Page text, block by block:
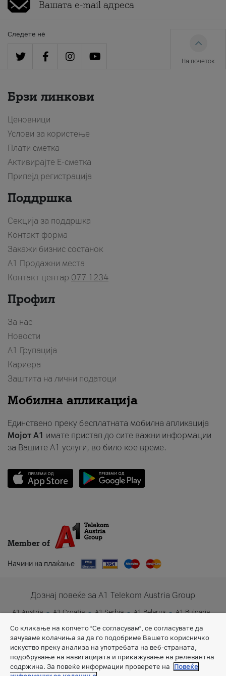
Следете нè
На почеток
Брзи линкови
Ценовници
Услови за користење
Плати сметка
Активирајте Е-сметка
Припејд регистрација
Поддршка
Секција за поддршка
Контакт форма
Закажи бизнис состанок
A1 Продажни места
Контакт центар 077 1234
Профил
За нас
Новости
А1 Групација
Кариера
Заштита на лични податоци
Мобилна апликација
Единствено преку бесплатната мобилна апликација
Мојот A1 имате пристап до сите важни информации
за Вашите A1 услуги, во било кое време.
Member of
Начини на плаќање
Дознај повеќе за A1 Telekom Austria Group
A1 Austria A1 Croatia A1 Serbia A1 Belarus
A1 Bulgaria
Со кликање на копчето "Се согласувам", се согласувате да
зачуваме колачиња за да го подобриме Вашето корисничко
искуство преку анализа на употребата на веб-страната,
подобрување на навигацијата и прикажување на релевантна
содржина. За повеќе информации проверете на
Повеќе